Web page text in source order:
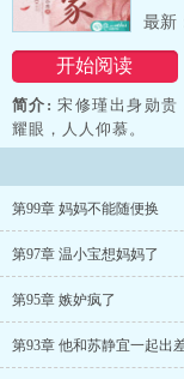
开始阅读
最新
简介: 宋修瑾出身勋贵
耀眼，人人仰慕。
可温颜搭上他，只用
“床上床下，你觉得宋
颜在得知他们共同进修
半年后，大名鼎鼎的
问津的小村庄支医，令
第99章 妈妈不能随便换
第97章 温小宝想妈妈了
第95章 嫉妒疯了
第93章 他和苏静宜一起出